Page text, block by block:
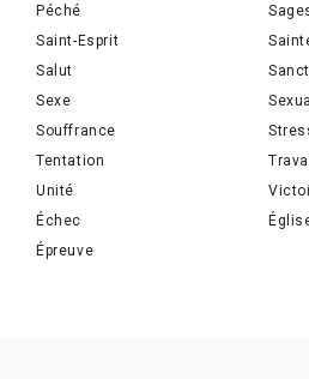
Péché
Saint-Esprit
Salut
Sexe
Souffrance
Tentation
Unité
Échec
Épreuve